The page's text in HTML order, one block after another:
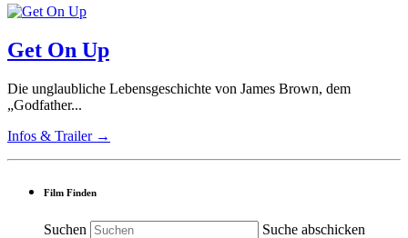
Get On Up
Die unglaubliche Lebensgeschichte von James Brown, dem
„Godfather...
Infos & Trailer →
Film Finden
Suchen Suche abschicken